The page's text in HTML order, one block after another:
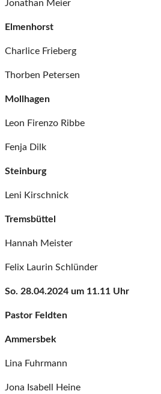
Jonathan Meier
Elmenhorst
Charlice Frieberg
Thorben Petersen
Mollhagen
Leon Firenzo Ribbe
Fenja Dilk
Steinburg
Leni Kirschnick
Tremsbüttel
Hannah Meister
Felix Laurin Schlünder
So. 28.04.2024 um 11.11 Uhr
Pastor Feldten
Ammersbek
Lina Fuhrmann
Jona Isabell Heine